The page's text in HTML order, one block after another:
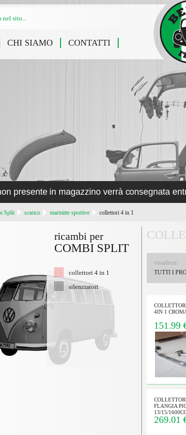
nel sito...
CHI SIAMO
CONTATTI
presente in magazzino verrà consegnata
Split scarico marmitte sportive collettori 4 in 1
ricambi per
COMBI SPLIT
collettori 4 in 1
silenziatori
visualizza:
TUTTI I
4IN 1
151.99
FLANGIA
13/15/
269.01